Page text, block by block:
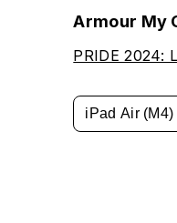
Armour My
PRIDE 2024:
iPad Air